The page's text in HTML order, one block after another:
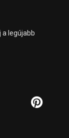
a legújabb